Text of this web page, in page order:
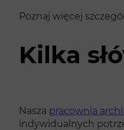
Poznaj więcej
Kilka
Nasza pracownia
indywidualnych